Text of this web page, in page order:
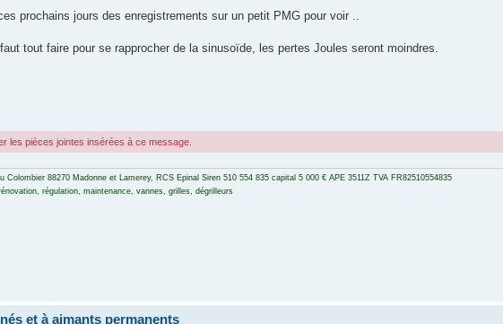
prochains jours des enregistrements sur un petit PMG pour voir ..
tout faire pour se rapprocher de la sinusoïde, les pertes Joules seront moindres.
les pièces jointes insérées à ce message.
Colombier 88270 Madonne et Lamerey, RCS Epinal Siren 510 554 835 capital 5 000 € APE 3511Z TVA FR82510554835
régulation, maintenance, vannes, grilles, dégrilleurs
et à aimants permanents